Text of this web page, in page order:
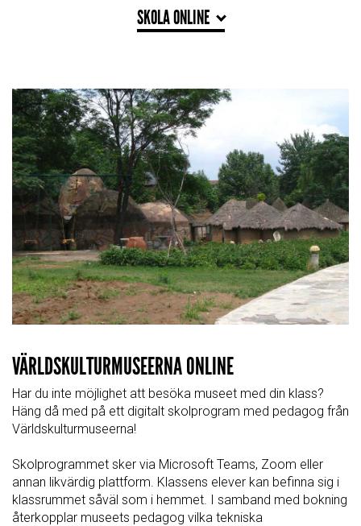
SKOLA ONLINE
VÄRLDSKULTURMUSEERNA ONLINE
Har du inte möjlighet att besöka museet med din klass?
Häng då med på ett digitalt skolprogram med pedagog från
Världskulturmuseerna!
Skolprogrammet sker via Microsoft Teams, Zoom eller
annan likvärdig plattform. Klassens elever kan befinna sig i
klassrummet såväl som i hemmet. I samband med bokning
återkopplar museets pedagog vilka tekniska